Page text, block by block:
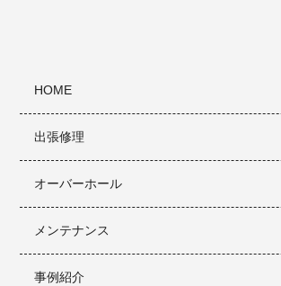
HOME
出張修理
オーバーホール
メンテナンス
事例紹介